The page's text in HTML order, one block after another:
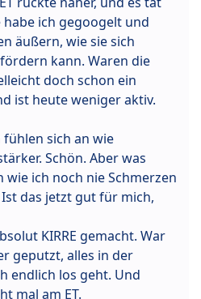
ich gegoogelt und
äußern, wie sie sich
kann. Waren die
doch schon ein
ist heute weniger aktiv.
sich an wie
Schön. Aber was
ich noch nie Schmerzen
das jetzt gut für mich,
KIRRE gemacht. War
geputzt, alles in der
endlich los geht. Und
mal am ET.